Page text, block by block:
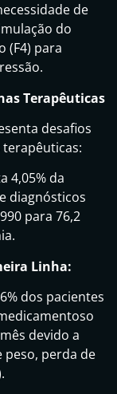
de
do
(F4) para
Terapêuticas
desafios
4,05% da
diagnósticos
para 76,2
Linha:
dos pacientes
devido a
peso, perda de